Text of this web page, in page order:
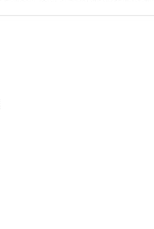
lyhytaikaisista sijaisuuksista
sovelluksen kautta.
verkostoidu
ja helppo käyttää